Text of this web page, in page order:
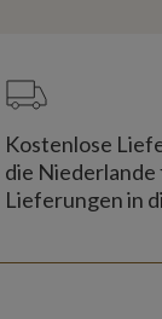
Kostenlose
die
Lieferungen in